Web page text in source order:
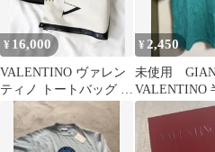
¥ 16,000
VALENTINO ヴァレン
ティノ トートバッグ 値
下げ交渉可、メルカリ
最安値
¥ 2,450
未使用
VALENTINO
ャツ グリーン